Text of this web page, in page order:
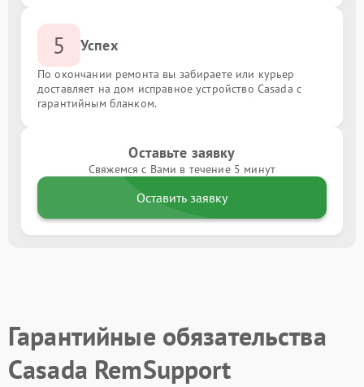
5 Успех
По окончании ремонта вы забираете или курьер
доставляет на дом исправное устройство Casada с
гарантийным бланком.
Оставьте заявку
Свяжемся с Вами в течение 5 минут
Оставить заявку
Гарантийные обязательства
Casada RemSupport